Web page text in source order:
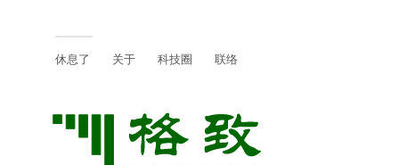
休息了 关于 科技圈 联络